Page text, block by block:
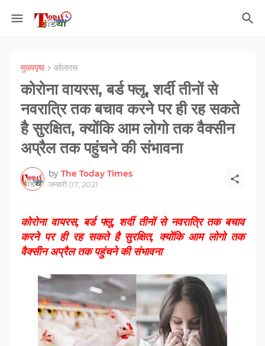
मुख्यपृष्ठ कोलारस
कोरोना वायरस, बर्ड फ्लू, शर्दी तीनों से
नवरात्रि तक बचाव करने पर ही रह सकते
है सुरक्षित, क्योंकि आम लोगो तक वैक्सीन
अप्रैल तक पहुंचने की संभावना
by The Today Times
जनवरी 07, 2021
कोरोना वायरस, बर्ड फ्लू, शर्दी तीनों से नवरात्रि तक बचाव
करने पर ही रह सकते है सुरक्षित, क्योंकि आम लोगो तक
वैक्सीन अप्रैल तक पहुंचने की संभावना